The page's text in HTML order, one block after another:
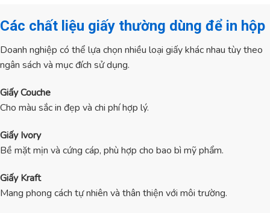
Các chất liệu giấy thường dùng để in hộp
Doanh nghiệp có thể lựa chọn nhiều loại giấy khác nhau tùy theo
ngân sách và mục đích sử dụng.
Giấy Couche
Cho màu sắc in đẹp và chi phí hợp lý.
Giấy Ivory
Bề mặt mịn và cứng cáp, phù hợp cho bao bì mỹ phẩm.
Giấy Kraft
Mang phong cách tự nhiên và thân thiện với môi trường.